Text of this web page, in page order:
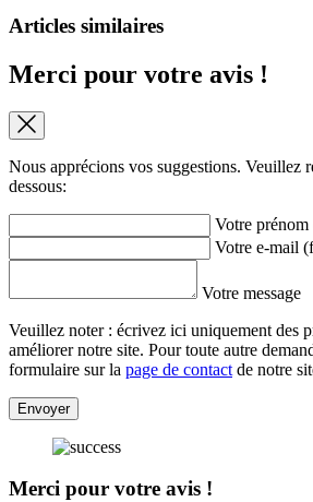
Articles similaires
Merci pour votre avis !
Nous apprécions vos suggestions. Veuillez
dessous:
Votre
Votre e-mail
Votre message
Veuillez noter : écrivez ici uniquement des
améliorer notre site. Pour toute autre
formulaire sur la page de contact de notre
Envoyer
Merci pour votre avis !